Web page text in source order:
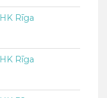
HK Rīga
HK Rīga